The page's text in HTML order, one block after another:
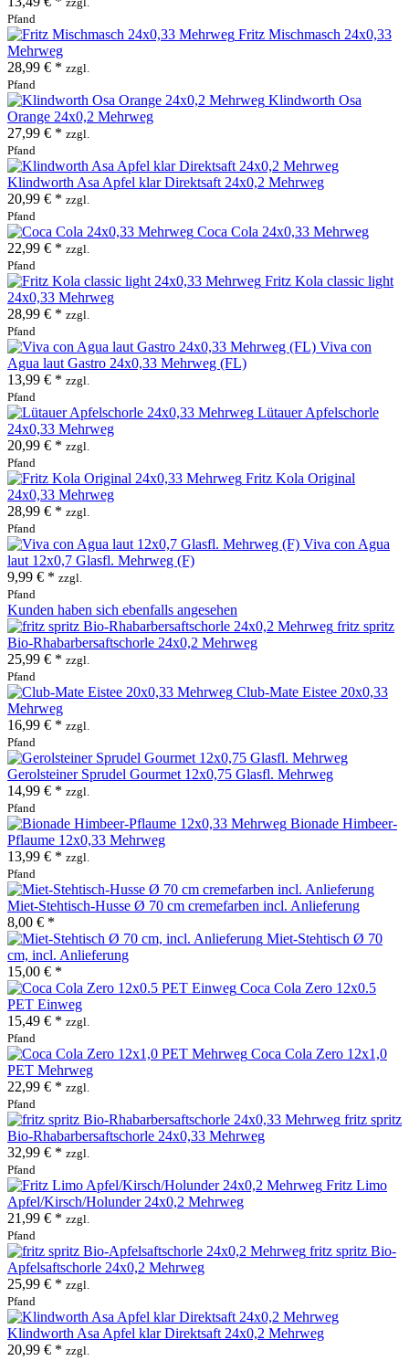
Pfand
Fritz Mischmasch 24x0,33
Mehrweg
28,99 € * zzgl.
Pfand
Klindworth Osa
Orange 24x0,2 Mehrweg
27,99 € * zzgl.
Pfand
Klindworth Asa Apfel klar Direktsaft 24x0,2 Mehrweg
20,99 € * zzgl.
Pfand
Coca Cola 24x0,33 Mehrweg
22,99 € * zzgl.
Pfand
Fritz Kola classic light
24x0,33 Mehrweg
28,99 € * zzgl.
Pfand
Viva con
Agua laut Gastro 24x0,33 Mehrweg (FL)
13,99 € * zzgl.
Pfand
Lütauer Apfelschorle
24x0,33 Mehrweg
20,99 € * zzgl.
Pfand
Fritz Kola Original
24x0,33 Mehrweg
28,99 € * zzgl.
Pfand
Viva con Agua
laut 12x0,7 Glasfl. Mehrweg (F)
9,99 € * zzgl.
Pfand
Kunden haben sich ebenfalls angesehen
fritz spritz
Bio-Rhabarbersaftschorle 24x0,2 Mehrweg
25,99 € * zzgl.
Pfand
Club-Mate Eistee 20x0,33
Mehrweg
16,99 € * zzgl.
Pfand
Gerolsteiner Sprudel Gourmet 12x0,75 Glasfl. Mehrweg
14,99 € * zzgl.
Pfand
Bionade Himbeer-
Pflaume 12x0,33 Mehrweg
13,99 € * zzgl.
Pfand
Miet-Stehtisch-Husse Ø 70 cm cremefarben incl. Anlieferung
8,00 € *
Miet-Stehtisch Ø 70
cm, incl. Anlieferung
15,00 € *
Coca Cola Zero 12x0.5
PET Einweg
15,49 € * zzgl.
Pfand
Coca Cola Zero 12x1,0
PET Mehrweg
22,99 € * zzgl.
Pfand
fritz spritz
Bio-Rhabarbersaftschorle 24x0,33 Mehrweg
32,99 € * zzgl.
Pfand
Fritz Limo
Apfel/Kirsch/Holunder 24x0,2 Mehrweg
21,99 € * zzgl.
Pfand
fritz spritz Bio-
Apfelsaftschorle 24x0,2 Mehrweg
25,99 € * zzgl.
Pfand
Klindworth Asa Apfel klar Direktsaft 24x0,2 Mehrweg
20,99 € * zzgl.